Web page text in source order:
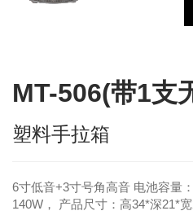
MT-506(带1支
塑料手拉箱
6寸低音+3寸号角高音 电池容量
140W， 产品尺寸：高34*深21*